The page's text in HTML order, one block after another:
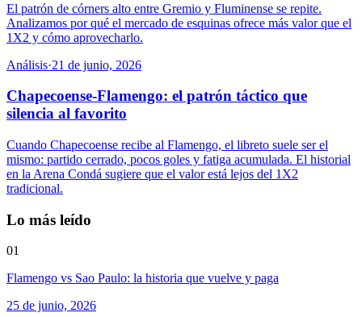
El patrón de córners alto entre Gremio y Fluminense se repite.
Analizamos por qué el mercado de esquinas ofrece más valor que el
1X2 y cómo aprovecharlo.
Análisis·21 de junio, 2026
Chapecoense-Flamengo: el patrón táctico que
silencia al favorito
Cuando Chapecoense recibe al Flamengo, el libreto suele ser el
mismo: partido cerrado, pocos goles y fatiga acumulada. El historial
en la Arena Condá sugiere que el valor está lejos del 1X2
tradicional.
Lo más leído
01
Flamengo vs Sao Paulo: la historia que vuelve y paga
25 de junio, 2026